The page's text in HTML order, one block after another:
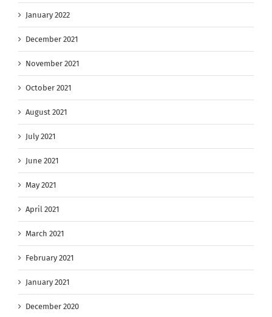
January 2022
December 2021
November 2021
October 2021
August 2021
July 2021
June 2021
May 2021
April 2021
March 2021
February 2021
January 2021
December 2020